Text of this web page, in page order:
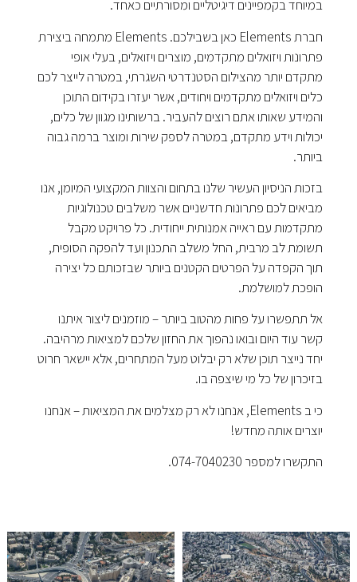
במיוחד בקמפיינים דיגיטליים ומסורתיים כאחד.
חברת Elements כאן בשבילכם. Elements מתמחה ביצירת
פתרונות ויזואלים מתקדמים, מוצרים ויזואלים, בעלי אופי
מתקדם יותר מהצילום הסטנדרטי השגרתי, במטרה לייצר לכם
כלים ויזואלים מתקדמים ויחודים, אשר יעזרו בקידום התוכן
והמידע שאותו אתם רוצים להעביר. ברשותינו מגוון של כלים,
יכולות וידע מתקדם, במטרה לספק שירות ומוצר ברמה גבוה
ביותר.
בזכות הניסיון העשיר שלנו בתחום והצוות המקצועי המיומן, אנו
מביאים לכם פתרונות חדשניים אשר משלבים טכנולוגיות
מתקדמות עם ראייה אמנותית ייחודית. כל פרויקט מקבל
תשומת לב מרבית, החל משלב התכנון ועד להפקה הסופית,
תוך הקפדה על הפרטים הקטנים ביותר שבזכותם כל יצירה
הופכת למושלמת.
אל תתפשרו על פחות מהטוב ביותר – מוזמנים ליצור איתנו
קשר עוד היום ובואו נהפוך את החזון שלכם למציאות מרהיבה.
יחד נייצר תוכן שלא רק יבלוט מעל המתחרים, אלא יישאר חרוט
בזיכרון של כל מי שיצפה בו.
כי ב Elements, אנחנו לא רק מצלמים את המציאות – אנחנו
יוצרים אותה מחדש!
התקשרו למספר 074-7040230.